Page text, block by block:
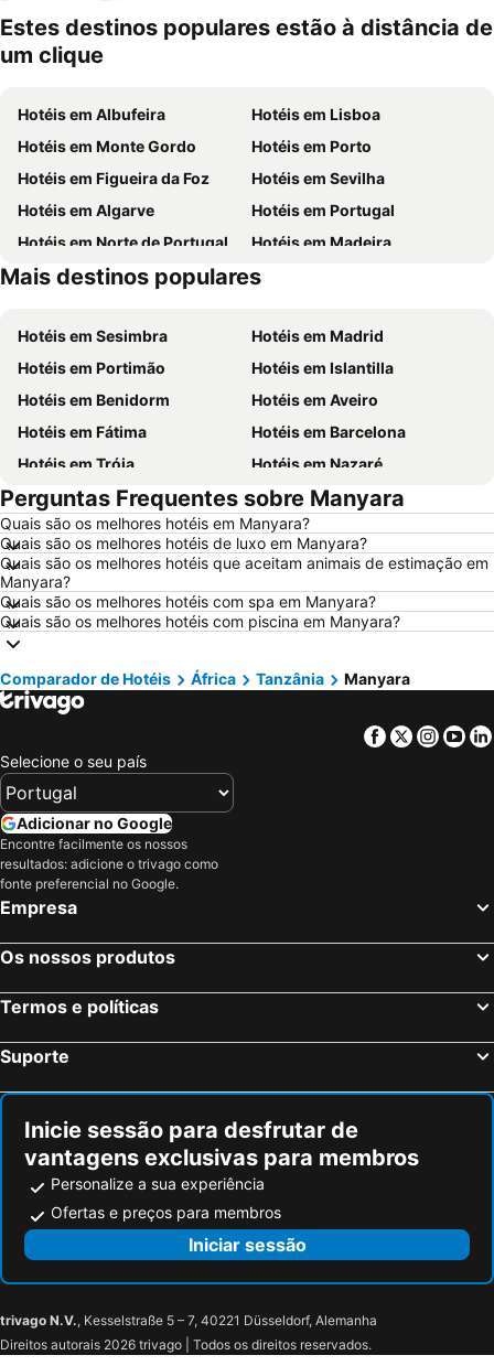
Estes destinos populares estão à distância de
um clique
Hotéis em Albufeira
Hotéis em Lisboa
Hotéis em Monte Gordo
Hotéis em Porto
Hotéis em Figueira da Foz
Hotéis em Sevilha
Hotéis em Algarve
Hotéis em Portugal
Hotéis em Norte de Portugal
Hotéis em Madeira
Hotéis em Espanha
Hotéis em Centro de Portugal
Mais destinos populares
Hotéis em Sesimbra
Hotéis em Madrid
Hotéis em Portimão
Hotéis em Islantilla
Hotéis em Benidorm
Hotéis em Aveiro
Hotéis em Fátima
Hotéis em Barcelona
Hotéis em Tróia
Hotéis em Nazaré
Hotéis em Évora
Hotéis em Peniche
Hotéis em Porto Santo
Hotéis em Isla Canela
Hotéis em Sangenjo
Hotéis em Vila Nova de Milfontes
Hotéis em Vilamoura
Hotéis em Vigo
Hotéis em Roma
Hotéis em Alentejo
Hotéis em Maiorca
Hotéis em Andaluzia
Hotéis em Minorca
Hotéis em Ilha do Sal
Hotéis em Galiza
Hotéis em Douro
Hotéis em Serra da Estrela
Hotéis em Costa do Sol
Hotéis em Tenerife
Hotéis em São Miguel
Perguntas Frequentes sobre Manyara
Quais são os melhores hotéis em Manyara?
Quais são os melhores hotéis de luxo em Manyara?
Quais são os melhores hotéis que aceitam animais de estimação em
Manyara?
Quais são os melhores hotéis com spa em Manyara?
Quais são os melhores hotéis com piscina em Manyara?
Comparador de Hotéis África Tanzânia Manyara
Facebook
Twitter
Selecione o seu país
Adicionar no Google
Encontre facilmente os nossos
resultados: adicione o trivago como
fonte preferencial no Google.
Empresa
Os nossos produtos
Termos e políticas
Suporte
Inicie sessão para desfrutar de
vantagens exclusivas para membros
Personalize a sua experiência
Ofertas e preços para membros
Iniciar sessão
trivago N.V., Kesselstraße 5 – 7, 40221 Düsseldorf, Alemanha
Direitos autorais 2026 trivago | Todos os direitos reservados.